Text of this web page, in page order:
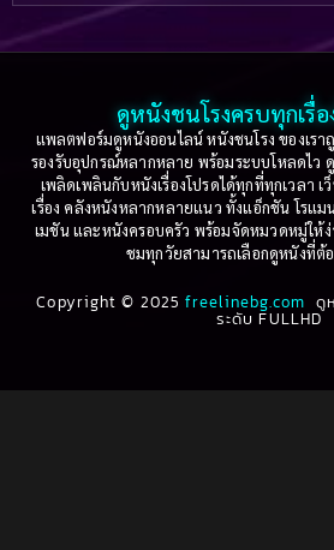
Based on a True Story เรื่
Based on Novel
Betrayal(1)
Biography(3)
Biography ชีวประวัติ
2005
2003
2001
1999
1997
1995
1993
1991
1987
ดูหนังชนโรงครบทุกเรื่อ
แพลตฟอร์มดูหนังออนไลน์ หนังชนโรง ของเรา
รองรับอุปกรณ์หลากหลาย พร้อมระบบโหลดไว
เพลิดเพลินกับหนังเรื่องโปรดได้ทุกที่ทุกเวลา
เรื่อง คลังหนังหลากหลายแนว ทั้งแอ็กชัน โรแ
เมชัน และหนังครอบครัว พร้อมจัดหมวดหมู่ให้
ชมทุกวัยสามารถเลือกดูหนังที่ต้
Copyright © 2025freelinebg.com ดู
ระดับ FULLHD